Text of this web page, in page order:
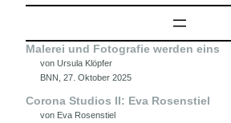
Malerei und Fotografie werden eins
von Ursula Klöpfer
BNN, 27. Oktober 2025
Corona Studios II: Eva Rosenstiel
von Eva Rosenstiel